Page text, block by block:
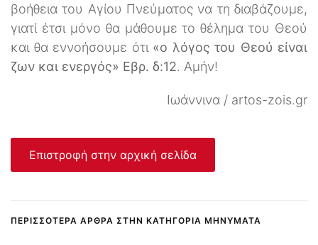
βοήθεια του Αγίου Πνεύματος να τη διαβάζουμε,
γιατί έτσι μόνο θα μάθουμε το θέλημα του Θεού
και θα εννοήσουμε ότι «ο λόγος του Θεού είναι
ζων και ενεργός» Εβρ. δ:12. Αμήν!
Ιωάννινα / artos-zois.gr
Επιστροφή στην αρχική σελίδα
ΠΕΡΙΣΣΌΤΕΡΑ ΆΡΘΡΑ ΣΤΗΝ ΚΑΤΗΓΟΡΊΑ ΜΗΝΎΜΑΤΑ